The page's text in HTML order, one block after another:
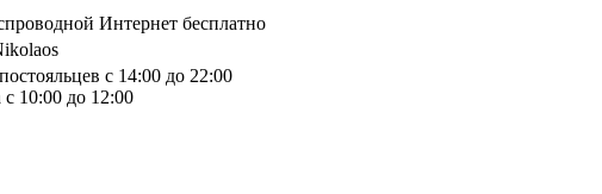
Интернет бесплатно
с 14:00 до 22:00
с 10:00 до 12:00